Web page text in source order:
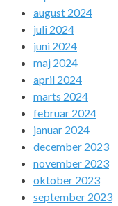
august 2024
juli 2024
juni 2024
maj 2024
april 2024
marts 2024
februar 2024
januar 2024
december 2023
november 2023
oktober 2023
september 2023